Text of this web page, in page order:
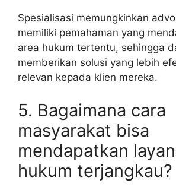
Spesialisasi memungkinkan
memiliki pemahaman yang
area hukum tertentu, sehingga
memberikan solusi yang lebih
relevan kepada klien mereka.
5. Bagaimana cara
masyarakat bisa
mendapatkan
hukum terjangkau?